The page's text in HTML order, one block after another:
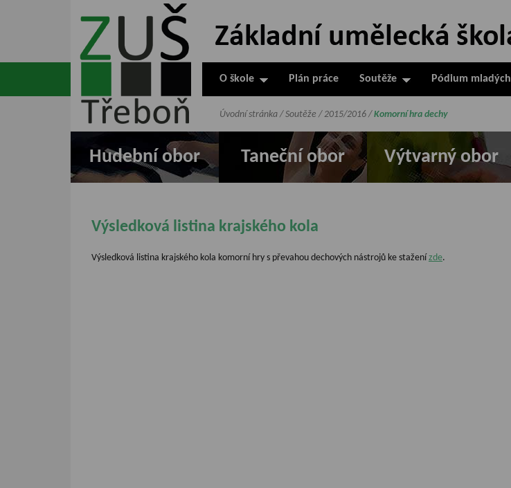
ZUŠ Třeboň -
Základní
umělecká škola
O škole Plán práce Soutěže Pódium mladých
Hudební obor Taneční obor Výtvarný obor
Úvodní stránka / Soutěže / 2015/2016 / Komorní hra dechy
Výsledková listina krajského kola
Výsledková listina krajského kola komorní hry s převahou dechových nástrojů ke stažení zde.